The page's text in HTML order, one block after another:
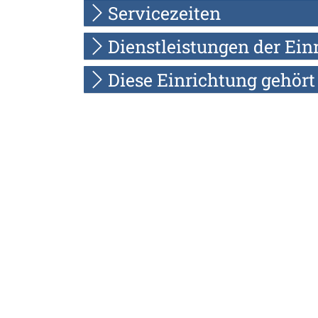
Servicezeiten
Dienstleistungen der
Diese Einrichtung